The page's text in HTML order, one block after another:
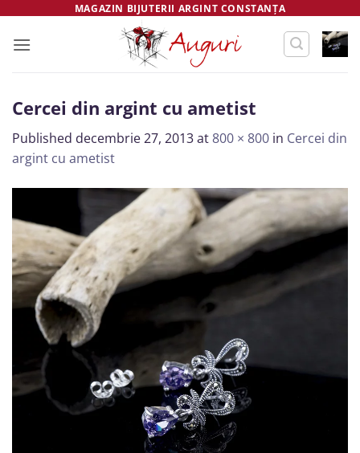
content
MAGAZIN BIJUTERII ARGINT CONSTANȚA
Cercei din argint cu ametist
Published decembrie 27, 2013at800 × 800 in Cercei din
argint cu ametist